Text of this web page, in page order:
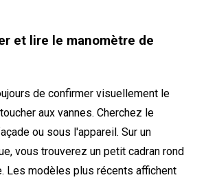
et lire le manomètre de
de confirmer visuellement le
aux vannes. Cherchez le
ou sous l'appareil. Sur un
vous trouverez un petit cadran rond
Les modèles plus récents affichent